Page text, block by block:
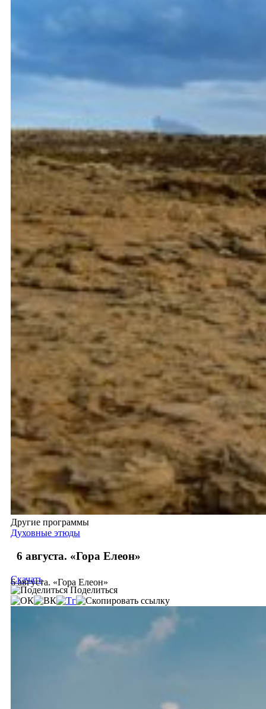
Другие программы
Духовные этюды
6 августа. «Гора Елеон»
6 августа. «Гора Елеон»
Скачать
Поделиться